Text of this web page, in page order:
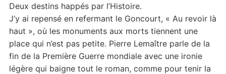
Deux destins happés par l’Histoire.
J’y ai repensé en refermant le Goncourt, « Au revoir là
haut », où les monuments aux morts tiennent une
place qui n’est pas petite. Pierre Lemaître parle de la
fin de la Première Guerre mondiale avec une ironie
légère qui baigne tout le roman, comme pour tenir la